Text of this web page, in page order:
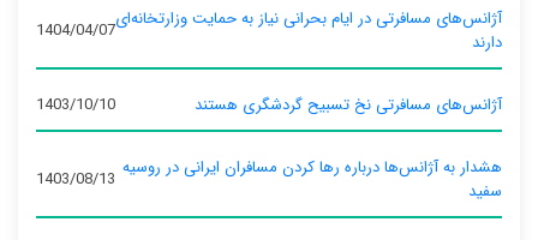
آژانس‌های مسافرتی در ایام بحرانی نیاز به حمایت وزارتخانه‌ای
دارند
1404/04/07
آژانس‌های مسافرتی نخ تسبیح گردشگری هستند 1403/10/10
هشدار به آژانس‌ها درباره رها کردن مسافران ایرانی در روسیه
سفید
1403/08/13